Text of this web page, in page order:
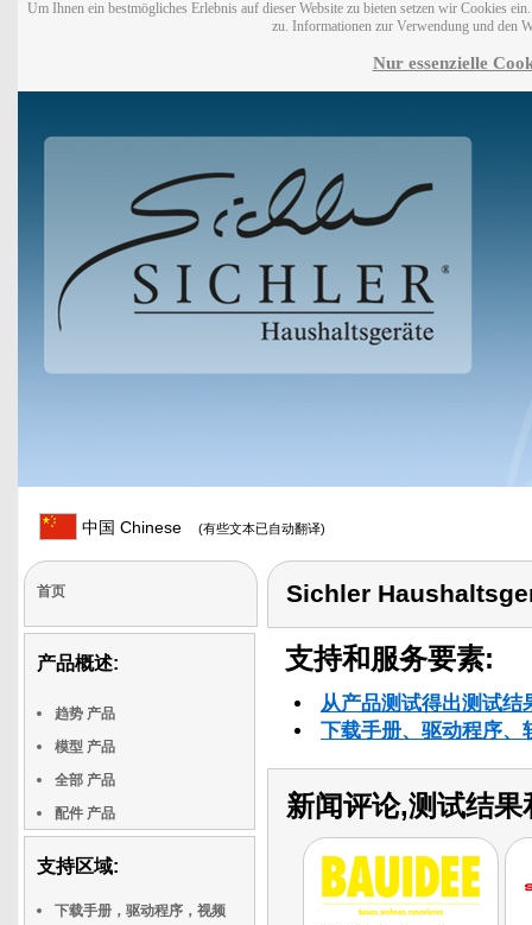
Um Ihnen ein bestmögliches Erlebnis auf dieser Website zu bieten setzen wir Cookies
zu. Informationen zur Verwendung und den
Nur essenzielle
中国 Chinese (有些文本已自动翻译)
首页
产品概述:
趋势 产品
模型 产品
全部 产品
配件 产品
支持区域:
下载手册，驱动程序，视频
Sichler
支持和服务要素:
从产品测试得出测试结
下载手册、驱动程序、
新闻评论,测试结果